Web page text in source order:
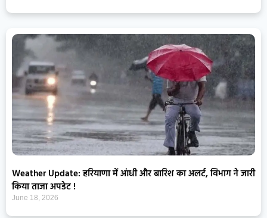
Weather Update: हरियाणा में आंधी और बारिश का अलर्ट, विभाग ने जारी
किया ताजा अपडेट !
June 18, 2026